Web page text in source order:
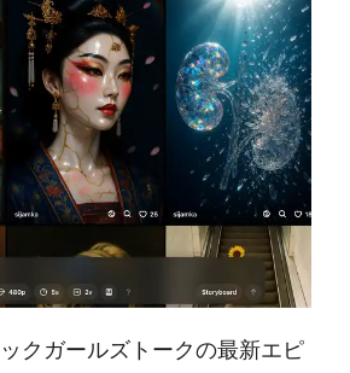
クガールズトークの最新エピ